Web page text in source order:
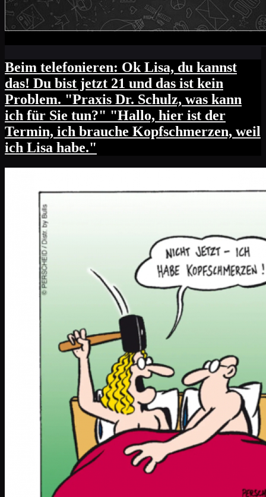
Beim telefonieren: Ok Lisa, du kannst
das! Du bist jetzt 21 und das ist kein
Problem. "Praxis Dr. Schulz, was kann
ich für Sie tun?" "Hallo, hier ist der
Termin, ich brauche Kopfschmerzen, weil
ich Lisa habe."